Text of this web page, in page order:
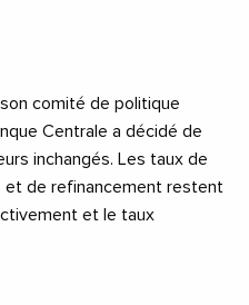
comité de politique
Centrale a décidé de
inchangés. Les taux de
de refinancement restent
et le taux